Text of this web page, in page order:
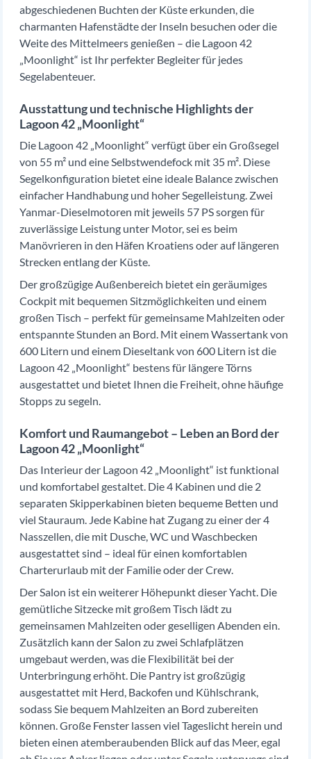
abgeschiedenen Buchten der Küste erkunden, die
charmanten Hafenstädte der Inseln besuchen oder die
Weite des Mittelmeers genießen – die Lagoon 42
„Moonlight“ ist Ihr perfekter Begleiter für jedes
Segelabenteuer.
Ausstattung und technische Highlights der
Lagoon 42 „Moonlight“
Die Lagoon 42 „Moonlight“ verfügt über ein Großsegel
von 55 m² und eine Selbstwendefock mit 35 m². Diese
Segelkonfiguration bietet eine ideale Balance zwischen
einfacher Handhabung und hoher Segelleistung. Zwei
Yanmar-Dieselmotoren mit jeweils 57 PS sorgen für
zuverlässige Leistung unter Motor, sei es beim
Manövrieren in den Häfen Kroatiens oder auf längeren
Strecken entlang der Küste.
Der großzügige Außenbereich bietet ein geräumiges
Cockpit mit bequemen Sitzmöglichkeiten und einem
großen Tisch – perfekt für gemeinsame Mahlzeiten oder
entspannte Stunden an Bord. Mit einem Wassertank von
600 Litern und einem Dieseltank von 600 Litern ist die
Lagoon 42 „Moonlight“ bestens für längere Törns
ausgestattet und bietet Ihnen die Freiheit, ohne häufige
Stopps zu segeln.
Komfort und Raumangebot – Leben an Bord der
Lagoon 42 „Moonlight“
Das Interieur der Lagoon 42 „Moonlight“ ist funktional
und komfortabel gestaltet. Die 4 Kabinen und die 2
separaten Skipperkabinen bieten bequeme Betten und
viel Stauraum. Jede Kabine hat Zugang zu einer der 4
Nasszellen, die mit Dusche, WC und Waschbecken
ausgestattet sind – ideal für einen komfortablen
Charterurlaub mit der Familie oder der Crew.
Der Salon ist ein weiterer Höhepunkt dieser Yacht. Die
gemütliche Sitzecke mit großem Tisch lädt zu
gemeinsamen Mahlzeiten oder geselligen Abenden ein.
Zusätzlich kann der Salon zu zwei Schlafplätzen
umgebaut werden, was die Flexibilität bei der
Unterbringung erhöht. Die Pantry ist großzügig
ausgestattet mit Herd, Backofen und Kühlschrank,
sodass Sie bequem Mahlzeiten an Bord zubereiten
können. Große Fenster lassen viel Tageslicht herein und
bieten einen atemberaubenden Blick auf das Meer, egal